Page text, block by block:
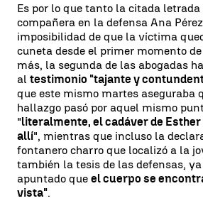
Es por lo que tanto la citada letrada
compañera en la defensa Ana
imposibilidad de que la víctima
cuneta desde el primer momento
más, la segunda de las abogadas
al testimonio "tajante y
que este mismo martes aseguraba
hallazgo pasó por aquel mismo
"literalmente, el cadáver de Esther
allí", mientras que incluso la
fontanero charro que localizó a la
también la tesis de las defensas,
apuntado que el cuerpo se
vista".